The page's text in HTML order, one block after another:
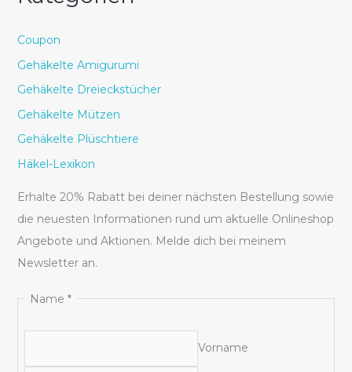
Coupon
Gehäkelte Amigurumi
Gehäkelte Dreieckstücher
Gehäkelte Mützen
Gehäkelte Plüschtiere
Häkel-Lexikon
Erhalte 20% Rabatt bei deiner nächsten Bestellung sowie
die neuesten Informationen rund um aktuelle Onlineshop
Angebote und Aktionen. Melde dich bei meinem
Newsletter an.
N Name*
Vorname